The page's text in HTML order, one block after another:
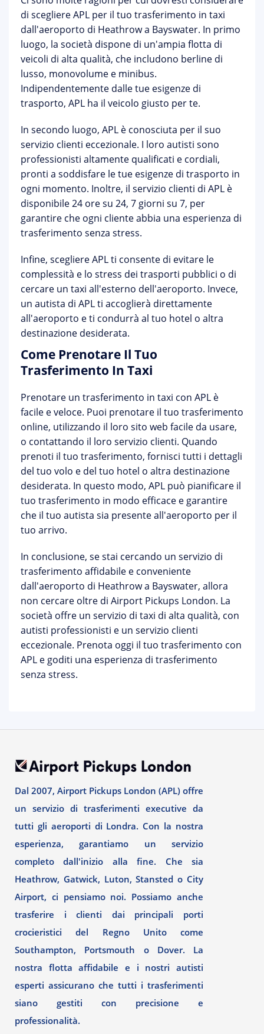
di scegliere APL per il tuo trasferimento in taxi
dall'aeroporto di Heathrow a Bayswater. In primo
luogo, la società dispone di un'ampia flotta di
veicoli di alta qualità, che includono berline di
lusso, monovolume e minibus.
Indipendentemente dalle tue esigenze di
trasporto, APL ha il veicolo giusto per te.
In secondo luogo, APL è conosciuta per il suo
servizio clienti eccezionale. I loro autisti sono
professionisti altamente qualificati e cordiali,
pronti a soddisfare le tue esigenze di trasporto in
ogni momento. Inoltre, il servizio clienti di APL è
disponibile 24 ore su 24, 7 giorni su 7, per
garantire che ogni cliente abbia una esperienza di
trasferimento senza stress.
Infine, scegliere APL ti consente di evitare le
complessità e lo stress dei trasporti pubblici o di
cercare un taxi all'esterno dell'aeroporto. Invece,
un autista di APL ti accoglierà direttamente
all'aeroporto e ti condurrà al tuo hotel o altra
destinazione desiderata.
Come Prenotare Il Tuo
Trasferimento In Taxi
Prenotare un trasferimento in taxi con APL è
facile e veloce. Puoi prenotare il tuo trasferimento
online, utilizzando il loro sito web facile da usare,
o contattando il loro servizio clienti. Quando
prenoti il tuo trasferimento, fornisci tutti i dettagli
del tuo volo e del tuo hotel o altra destinazione
desiderata. In questo modo, APL può pianificare il
tuo trasferimento in modo efficace e garantire
che il tuo autista sia presente all'aeroporto per il
tuo arrivo.
In conclusione, se stai cercando un servizio di
trasferimento affidabile e conveniente
dall'aeroporto di Heathrow a Bayswater, allora
non cercare oltre di Airport Pickups London. La
società offre un servizio di taxi di alta qualità, con
autisti professionisti e un servizio clienti
eccezionale. Prenota oggi il tuo trasferimento con
APL e goditi una esperienza di trasferimento
senza stress.
Dal 2007, Airport Pickups London (APL) offre
un servizio di trasferimenti executive da
tutti gli aeroporti di Londra. Con la nostra
esperienza, garantiamo un servizio
completo dall'inizio alla fine. Che sia
Heathrow, Gatwick, Luton, Stansted o City
Airport, ci pensiamo noi. Possiamo anche
trasferire i clienti dai principali porti
crocieristici del Regno Unito come
Southampton, Portsmouth o Dover. La
nostra flotta affidabile e i nostri autisti
esperti assicurano che tutti i trasferimenti
siano gestiti con precisione e
professionalità.